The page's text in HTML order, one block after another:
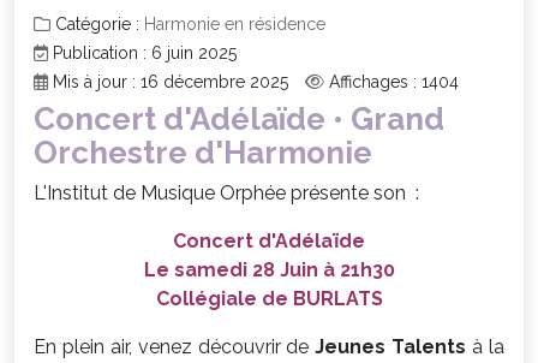
Catégorie : Harmonie en résidence
Publication : 6 juin 2025
Mis à jour : 16 décembre 2025
Affichages : 1404
Concert d'Adélaïde • Grand
Orchestre d'Harmonie
L'Institut de Musique Orphée présente son :
Concert d'Adélaïde
Le samedi 28 Juin à 21h30
Collégiale de BURLATS
En plein air, venez découvrir deJeunes Talents à la